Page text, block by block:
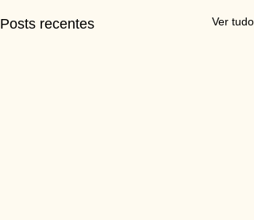
Posts recentes Ver tudo